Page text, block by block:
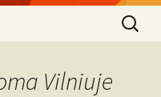
Ieškoti:
Vilniuje